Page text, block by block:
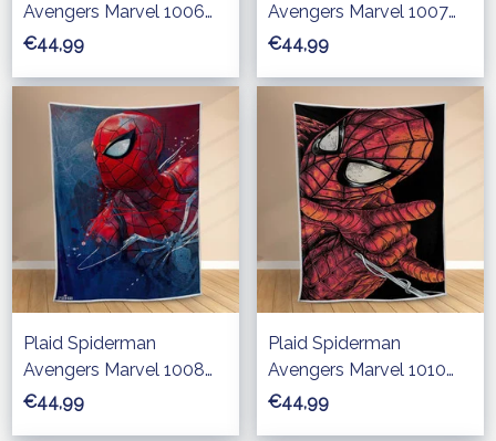
Avengers Marvel 1006
Couverture Polaire Plaid
€44,99
Avengers Marvel 1007
Couverture Polaire Plaid
€44,99
Plaid Spiderman
Avengers Marvel 1008
Couverture Polaire Plaid
€44,99
Plaid Spiderman
Avengers Marvel 1010
Couverture Polaire Plaid
€44,99